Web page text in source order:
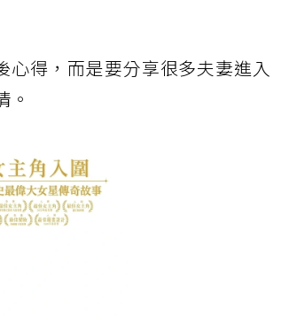
得，而是要分享很多夫妻進入